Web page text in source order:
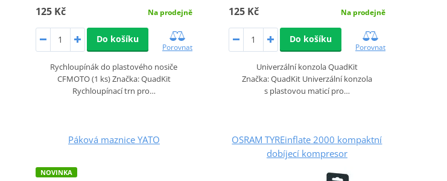
125 Kč Na prodejně
Do košíku
Porovnat
Rychloupínák do plastového nosiče
CFMOTO (1 ks) Značka: QuadKit
Rychloupínací trn pro…
125 Kč Na prodejně
Do košíku
Porovnat
Univerzální konzola QuadKit
Značka: QuadKit Univerzální konzola
s plastovou maticí pro…
Páková maznice YATO
NOVINKA
OSRAM TYREinflate 2000 kompaktní
dobíjecí kompresor